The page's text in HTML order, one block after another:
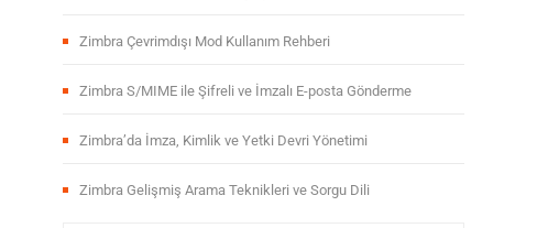
Zimbra Çevrimdışı Mod Kullanım Rehberi
Zimbra S/MIME ile Şifreli ve İmzalı E-posta Gönderme
Zimbra’da İmza, Kimlik ve Yetki Devri Yönetimi
Zimbra Gelişmiş Arama Teknikleri ve Sorgu Dili